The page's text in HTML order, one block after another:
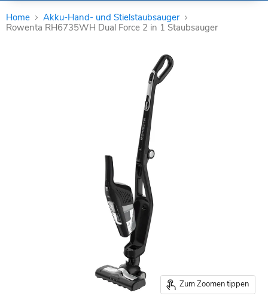
Home
Akku-Hand- und Stielstaubsauger
Rowenta RH6735WH Dual Force 2 in 1 Staubsauger
Zum Zoomen tippen